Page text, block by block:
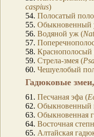
caspius)
54. Полосатый
55. Обыкновенный
56. Водяной уж (
57.
58. Краснополосый
59. Стрела-змея (
60. Чешуелобый
Гадюковые
61. Песчаная эфа (
62. Обыкновенный
63. Обыкновенная
64. Восточная
65. Алтайская